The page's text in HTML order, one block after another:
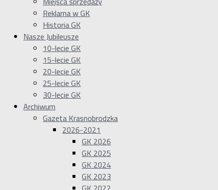
Reklama w GK
Historia GK
Nasze Jubileusze
10-lecie GK
15-lecie GK
20-lecie GK
25-lecie GK
30-lecie GK
Archiwum
Gazeta Krasnobrodzka
2026-2021
GK 2026
GK 2025
GK 2024
GK 2023